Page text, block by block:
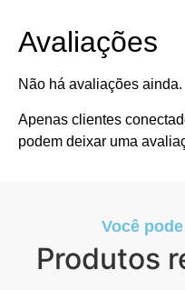
Avaliações
Não há avaliações ainda.
Apenas clientes
podem deixar uma
Você
Produtos